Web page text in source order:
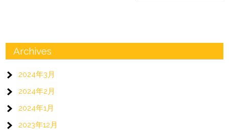
ー
シ
ョ
ン
Archives
2024年3月
2024年2月
2024年1月
2023年12月